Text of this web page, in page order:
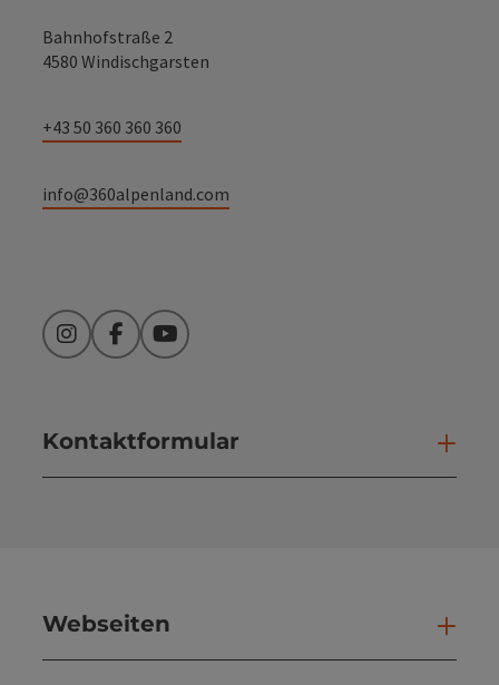
Bahnhofstraße 2
4580 Windischgarsten
+43 50 360 360 360
info@360alpenland.com
InstagramFacebookYouTube
Kontaktformular
Webseiten